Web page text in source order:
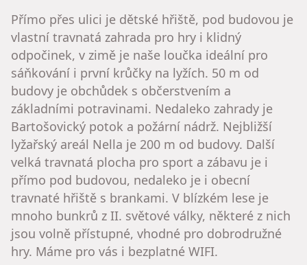
Přímo přes ulici je dětské hřiště, pod budovou je
vlastní travnatá zahrada pro hry i klidný
odpočinek, v zimě je naše loučka ideální pro
sáňkování i první krůčky na lyžích. 50 m od
budovy je obchůdek s občerstvením a
základními potravinami. Nedaleko zahrady je
Bartošovický potok a požární nádrž. Nejbližší
lyžařský areál Nella je 200 m od budovy. Další
velká travnatá plocha pro sport a zábavu je i
přímo pod budovou, nedaleko je i obecní
travnaté hřiště s brankami. V blízkém lese je
mnoho bunkrů z II. světové války, některé z nich
jsou volně přístupné, vhodné pro dobrodružné
hry. Máme pro vás i bezplatné WIFI.